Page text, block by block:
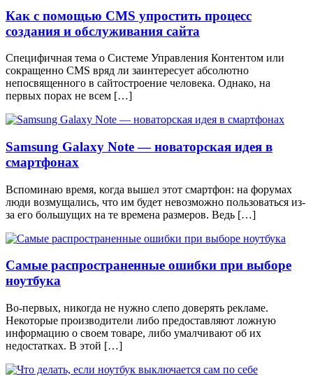
Как с помощью CMS упростить процесс
создания и обслуживания сайта
Специфичная тема о Системе Управления Контентом или
сокращенно CMS вряд ли заинтересует абсолютно
непосвященного в сайтостроение человека. Однако, на
первых порах не всем […]
Samsung Galaxy Note — новаторская идея в
смартфонах
Вспоминаю время, когда вышел этот смартфон: на форумах
люди возмущались, что им будет невозможно пользоваться из-
за его большущих на те времена размеров. Ведь […]
Самые распространенные ошибки при выборе
ноутбука
Во-первых, никогда не нужно слепо доверять рекламе.
Некоторые производители либо предоставляют ложную
информацию о своем товаре, либо умалчивают об их
недостатках. В этой […]